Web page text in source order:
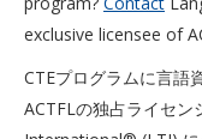
exclusive licensee of
CTEプログラムに言語
ACTFLの独占ライセ